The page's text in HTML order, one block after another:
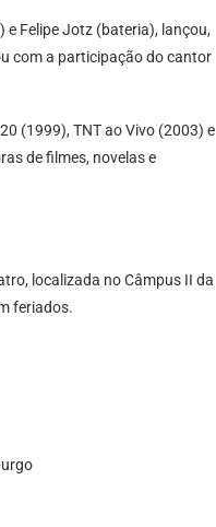
Felipe Jotz (bateria), lançou,
com a participação do cantor
(1999), TNT ao Vivo (2003) e
de filmes, novelas e
localizada no Câmpus II da
feriados.